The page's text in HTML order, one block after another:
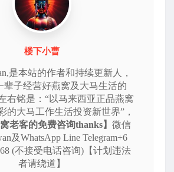
楼下小曹
是本站的作者和持续更新人，
辈子经营好燕窝及大马生活的
右铭是：“以马来西亚正品燕窝
的大马工作生活投资新世界”，
老客的免费咨询thanks】 微信
及WhatsApp Line Telegram+6
(不接受电话咨询)【计划违法
者请绕道】